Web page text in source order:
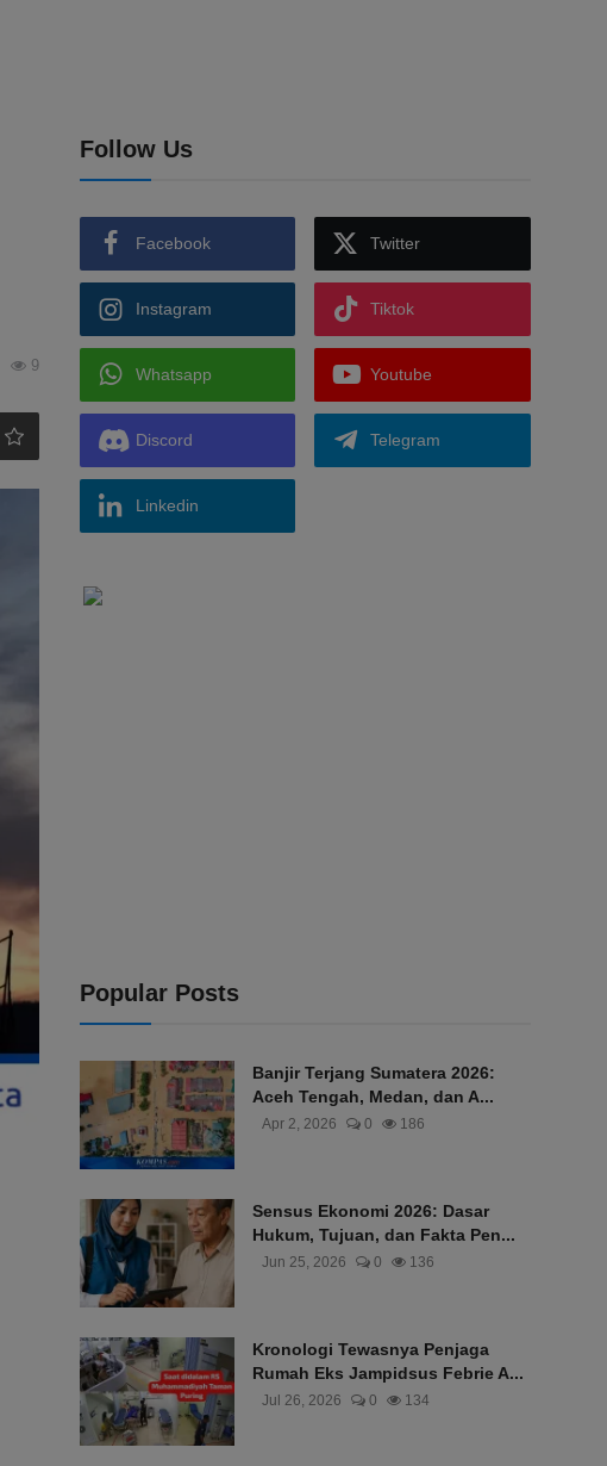
9
Follow Us
Facebook Twitter
Instagram Tiktok
Whatsapp Youtube
Discord Telegram
Linkedin
Popular Posts
Banjir Terjang Sumatera 2026:
Aceh Tengah, Medan, dan A...
Apr 2, 2026 0 186
Sensus Ekonomi 2026: Dasar
Hukum, Tujuan, dan Fakta Pen...
Jun 25, 2026 0 136
Kronologi Tewasnya Penjaga
Rumah Eks Jampidsus Febrie A...
Jul 26, 2026 0 134